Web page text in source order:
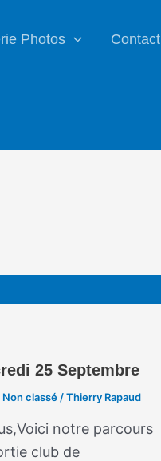
Photos Contact
25 Septembre
Non classé/Thierry Rapaud
notre parcours
club de